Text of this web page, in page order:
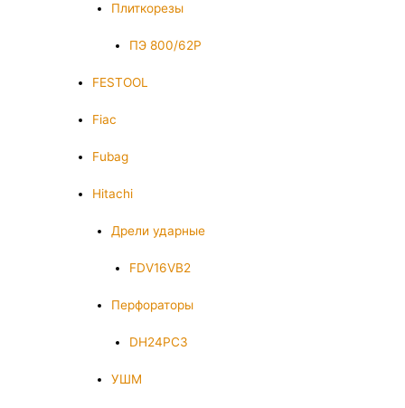
Плиткорезы
ПЭ 800/62Р
FESTOOL
Fiac
Fubag
Hitachi
Дрели ударные
FDV16VB2
Перфораторы
DH24PC3
УШМ